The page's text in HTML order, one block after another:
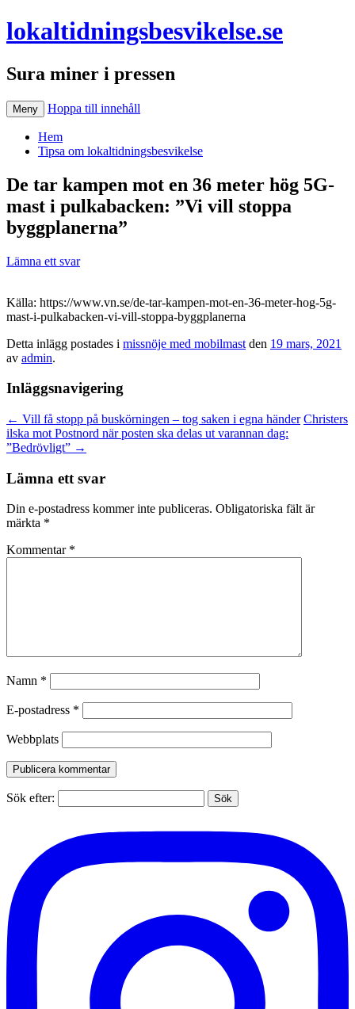
lokaltidningsbesvikelse.se
Sura miner i pressen
Meny Hoppa till innehåll
Hem
Tipsa om lokaltidningsbesvikelse
De tar kampen mot en 36 meter hög 5G-
mast i pulkabacken: ”Vi vill stoppa
byggplanerna”
Lämna ett svar
Källa: https://www.vn.se/de-tar-kampen-mot-en-36-meter-hog-5g-
mast-i-pulkabacken-vi-vill-stoppa-byggplanerna
Detta inlägg postades i missnöje med mobilmast den 19 mars, 2021
av admin.
Inläggsnavigering
← Vill få stopp på buskörningen – tog saken i egna händer Christers
ilska mot Postnord när posten ska delas ut varannan dag:
”Bedrövligt” →
Lämna ett svar
Din e-postadress kommer inte publiceras. Obligatoriska fält är
märkta *
Kommentar *
Namn *
E-postadress *
Webbplats
Sök efter: